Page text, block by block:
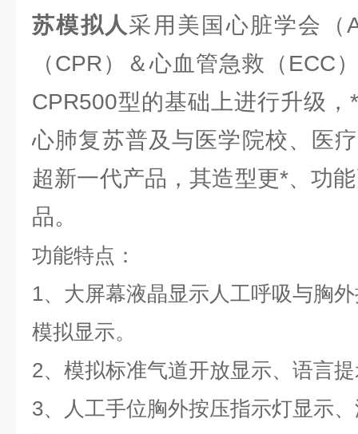
苏模拟人采用美国心脏学会（
（CPR）＆心血管急救（ECC
CPR500型的基础上进行升级
心肺复苏普及与医学院校、医
超新一代产品，其造型更*、功
品。
功能特点：
1、大屏幕液晶显示人工呼吸与胸
模拟显示。
2、模拟标准气道开放显示、语言
3、人工手位胸外按压指示灯显示